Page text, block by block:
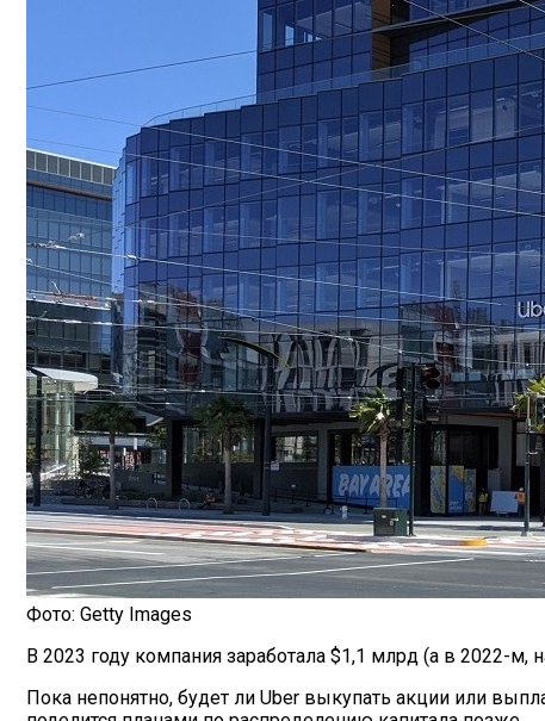
В Нью-Йорке Введут Плату За Пробки В
Какие Навыки Станут Ключевыми Через
7 Домашних Методов Для Улучшения
Как Мы Худеем: 8 Этапов Похудения У
Фото: Getty Images
В 2023 году компания заработала $1,1 млрд (а в 2022-м,
Пока непонятно, будет ли Uber выкупать акции или